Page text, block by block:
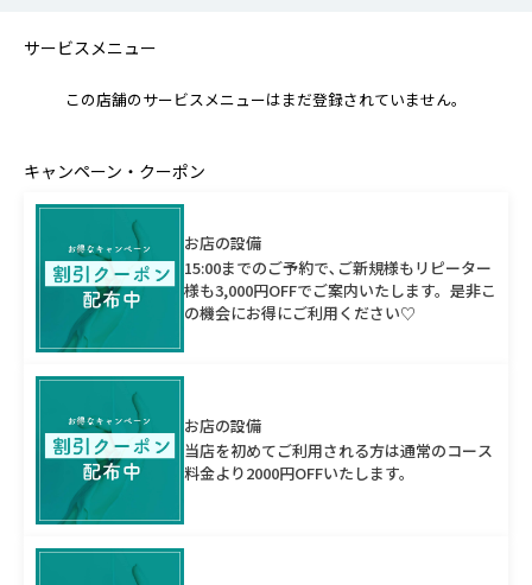
サービスメニュー
この店舗のサービスメニューはまだ登録されていません。
キャンペーン・クーポン
お店の設備
15:00までのご予約で､ご新規様もリピーター
様も3,000円OFFでご案内いたします。是非こ
の機会にお得にご利用ください♡
お店の設備
当店を初めてご利用される方は通常のコース
料金より2000円OFFいたします。